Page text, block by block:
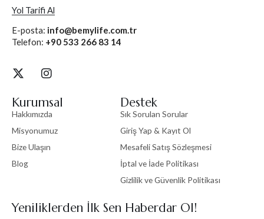
Yol Tarifi Al
E-posta: info@bemylife.com.tr
Telefon: +90 533 266 83 14
Kurumsal
Hakkımızda
Misyonumuz
Bize Ulaşın
Blog
Destek
Sık Sorulan Sorular
Giriş Yap & Kayıt Ol
Mesafeli Satış Sözleşmesi
İptal ve İade Politikası
Gizlilik ve Güvenlik Politikası
Yeniliklerden İlk Sen Haberdar Ol!